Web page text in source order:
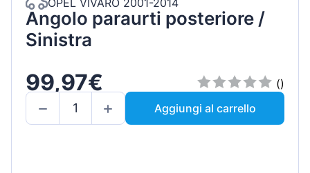
OPEL VIVARO 2001-2014
Angolo paraurti posteriore /
Sinistra
99,97€
()
Aggiungi al carrello